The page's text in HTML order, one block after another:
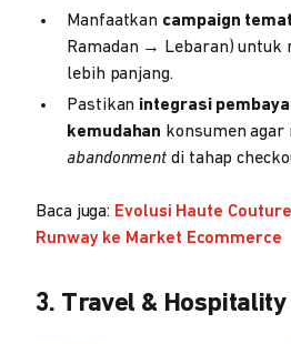
Manfaatkan campaign
Ramadan → Lebaran) untuk
lebih panjang.
Pastikan integrasi
kemudahan konsumen
abandonment di tahap
Baca juga: Evolusi Haute
Runway ke Market Ecommerce
3. Travel & Hospitality